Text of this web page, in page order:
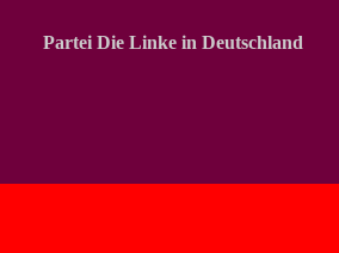
Partei Die Linke in Deutschland